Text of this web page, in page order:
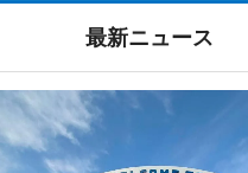
最新ニュース